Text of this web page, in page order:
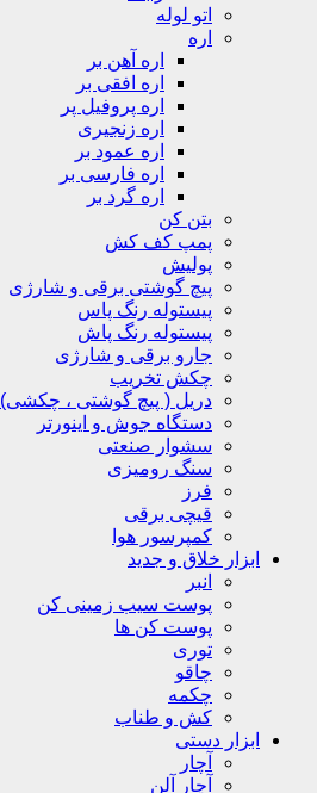
اتو لوله
اره
اره آهن بر
اره افقی بر
اره پروفیل پر
اره زنجیری
اره عمود بر
اره فارسی بر
اره گرد بر
بتن کن
پمپ کف کش
پولیش
پیچ گوشتی برقی و شارژی
پیستوله رنگ پاس
پیستوله رنگ پاش
جارو برقی و شارژی
چکش تخریب
دریل ( پیچ گوشتی ، چکشی)
دستگاه جوش و اینورتر
سشوار صنعتی
سنگ رومیزی
فرز
قیچی برقی
کمپرسور هوا
ابزار خلاق و جدید
انبر
پوست سیب زمینی کن
پوست کن ها
توری
چاقو
چکمه
کش و طناب
ابزار دستی
آچار
آچار آلن